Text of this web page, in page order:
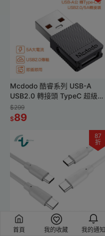
首頁 我的收藏 我的通知
Mcdodo 酷睿系列 USB-A
USB2.0 轉接頭 TypeC 超級快
充 5A 轉換頭
$299
$89
87
折
Allite 液態矽膠充電線 USB-C